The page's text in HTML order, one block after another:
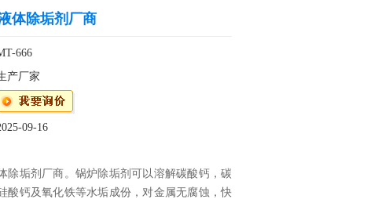
体除垢剂厂商
666
产厂家
09-16
除垢剂厂商。锅炉除垢剂可以溶解碳酸钙，碳
酸钙及氧化铁等水垢成份，对金属无腐蚀，快